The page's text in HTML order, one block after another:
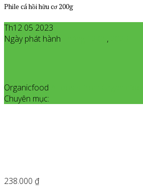
Phile cá hồi hữu cơ 200g
Th12 05 2023
Ngày phát hành
,
Organicfood
Chuyên mục:
238.000 ₫